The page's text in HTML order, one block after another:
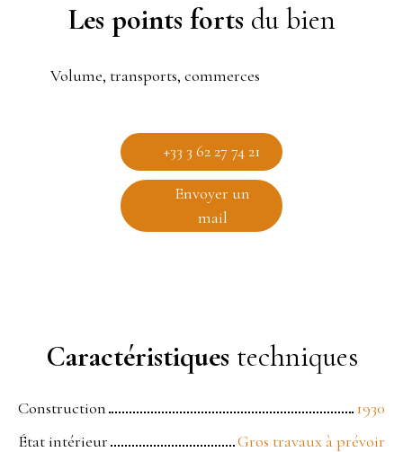
Les points forts du bien
Volume, transports, commerces
+33 3 62 27 74 21
Envoyer un
mail
Caractéristiques techniques
Construction
1930
État intérieur
Gros travaux à prévoir